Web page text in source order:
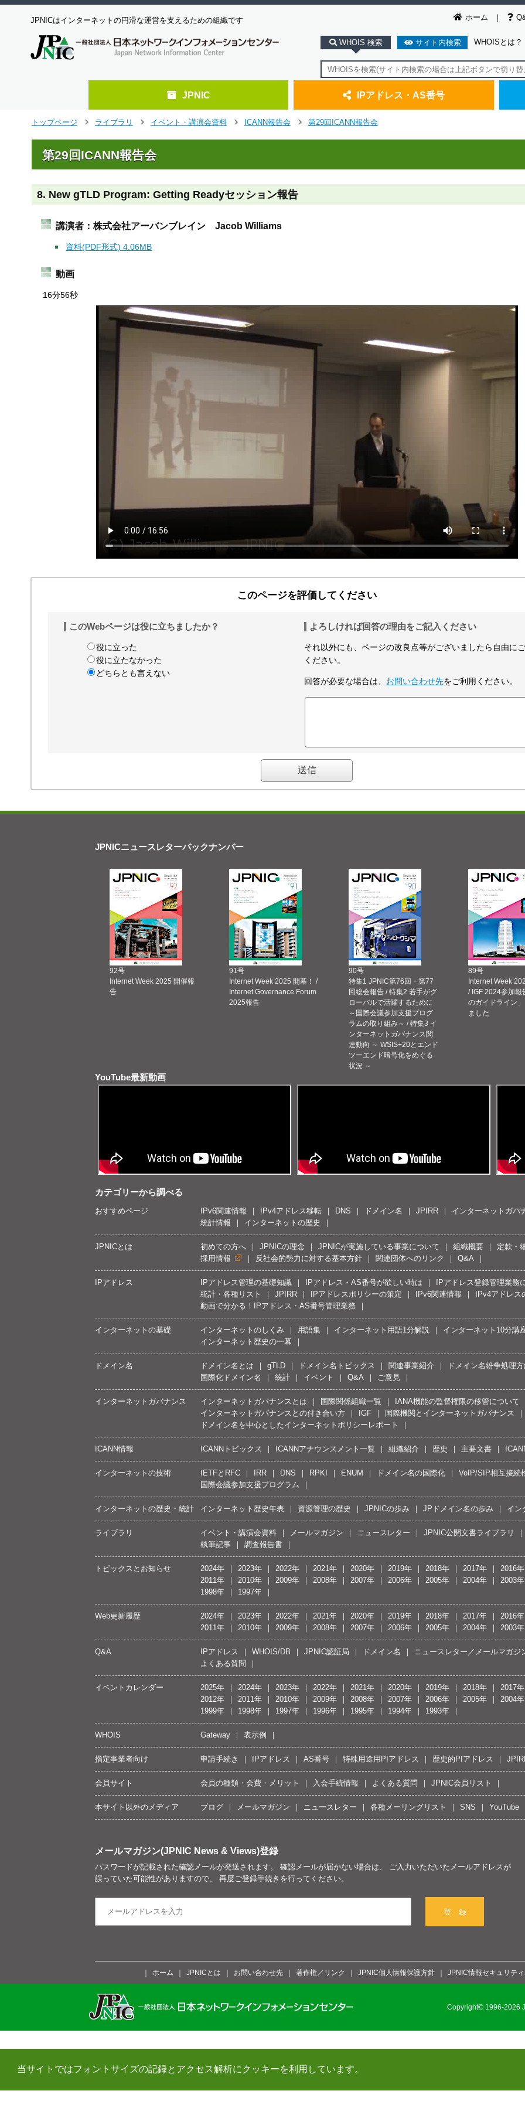
当サイトではフォントサイズの記録とアクセス解析にクッキーを利用しています。
ホーム
JPNICはインターネットの円滑な運営を支えるための組織です
WHOIS 検索 サイト内検索 WHOISとは？
JPNIC IPアドレス・AS番号
トップページ
ライブラリ
イベント・講演会資料
ICANN報告会
第29回ICANN報告会
第29回ICANN報告会
8. New gTLD Program: Getting Readyセッション報告
講演者：株式会社アーバンブレイン Jacob Williams
資料(PDF形式) 4.06MB
動画
16分56秒
このページを評価してください
このWebページは役に立ちましたか？
役に立った
役に立たなかった
どちらとも言えない
よろしければ回答の理由をご記入ください
それ以外にも、ページの改良点等がございましたら自由に
ください。
回答が必要な場合は、 お問い合わせ先をご利用ください。
JPNICニュースレターバックナンバー
92号
Internet Week 2025 開催報
告
91号
Internet Week 2025 開幕！ /
Internet Governance Forum
2025報告
90号
特集1 JPNIC第76回・第77
回総会報告 / 特集2 若手がグ
ローバルで活躍するために
～国際会議参加支援プログ
ラムの取り組み～ / 特集3 イ
ンターネットガバナンス関
連動向 ～ WSIS+20とエンド
ツーエンド暗号化をめぐる
状況 ～
89号
Internet Week
/ IGF 2024参加報
のガイドライン
ました
YouTube最新動画
カテゴリーから調べる
おすすめページ IPv6関連情報 IPv4アドレス移転 DNS ドメイン名 JPIRR
インターネットガバ
統計情報
インターネットの歴史
JPNICとは 初めての方へ JPNICの理念 JPNICが実施している事業について 組織概要
定款・
採用情報
反社会的勢力に対する基本方針 関連団体へのリンク Q&A
IPアドレス IPアドレス管理の基礎知識 IPアドレス・AS番号が欲しい時は
IPアドレス登録管理業務
統計・各種リスト
JPIRR IPアドレスポリシーの策定 IPv6関連情報
IPv4アドレス
動画で分かる！IPアドレス・AS番号管理業務
インターネットの基礎 インターネットのしくみ 用語集 インターネット用語1分解説
インターネット10分講
インターネット歴史の一幕
ドメイン名 ドメイン名とは gTLD ドメイン名トピックス 関連事業紹介
ドメイン名紛争処理
国際化ドメイン名
統計 イベント Q&A ご意見
インターネットガバナンス インターネットガバナンスとは 国際関係組織一覧
IANA機能の監督権限の移管について
インターネットガバナンスとの付き合い方
IGF
国際機関とインターネットガバナンス
ドメイン名を中心としたインターネットポリシーレポート
ICANN情報 ICANNトピックス ICANNアナウンスメント一覧 組織紹介 歴史 主要文書
インターネットの技術 IETFとRFC IRR DNS RPKI ENUM ドメイン名の国際化
VoIP/SIP相互接続
国際会議参加支援プログラム
インターネットの歴史・統計 インターネット歴史年表 資源管理の歴史 JPNICの歩み JPドメイン名の歩み イン
ライブラリ イベント・講演会資料 メールマガジン ニュースレター
JPNIC公開文書ライブラリ
執筆記事
調査報告書
トピックスとお知らせ 2024年 2023年 2022年 2021年 2020年 2019年 2018年 2017年
2016年
2011年
2010年 2009年 2008年 2007年 2006年 2005年 2004年
2003年
1998年
1997年
Web更新履歴 2024年 2023年 2022年 2021年 2020年 2019年 2018年 2017年
2016年
2011年
2010年 2009年 2008年 2007年 2006年 2005年 2004年 2003年
Q&A IPアドレス WHOIS/DB JPNIC認証局 ドメイン名
ニュースレター／メールマガジ
よくある質問
イベントカレンダー 2025年 2024年 2023年 2022年 2021年 2020年 2019年 2018年
2017年
2012年
2011年 2010年 2009年 2008年 2007年 2006年 2005年
2004年
1999年
1998年 1997年 1996年 1995年 1994年 1993年
WHOIS Gateway 表示例
指定事業者向け 申請手続き IPアドレス AS番号 特殊用途用PIアドレス 歴史的PIアドレス
会員サイト 会員の種類・会費・メリット 入会手続情報 よくある質問 JPNIC会員リスト
本サイト以外のメディア ブログ メールマガジン ニュースレター 各種メーリングリスト SNS YouTube
メールマガジン(JPNIC News & Views)登録
パスワードが記載された確認メールが発送されます。 確認メールが届かない場合は、 ご入力いただいたメールアドレスが
誤っていた可能性がありますので、 再度ご登録手続きを行ってください。
登 録
ホーム JPNICとは お問い合わせ先 著作権／リンク JPNIC個人情報保護方針 JPNIC情報セキュリテ
Copyright© 1996-2026